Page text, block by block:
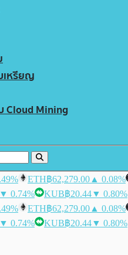
เหรียญ
Cloud Mining
ETH฿62,279.00 ▲ 0.08%
▼ 0.74% KUB฿20.44▼ 0.80%
ETH฿62,279.00 ▲ 0.08%
▼ 0.74% KUB฿20.44▼ 0.80%